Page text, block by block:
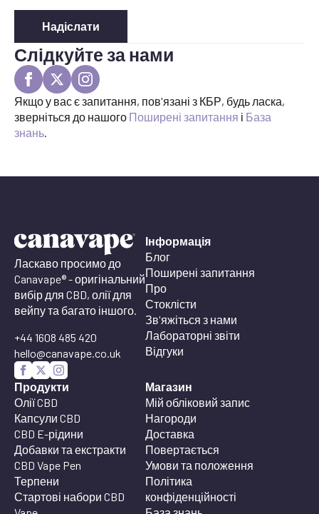
Надіслати
Слідкуйте за нами
Якщо у вас є запитання, пов'язані з КБР, будь ласка,
зверніться до нашого Поширені запитання і База
знань.
Ласкаво просимо до
Canavape® - оригінальний
вибір для CBD, олії для
вейпу та багато іншого.
+44 1608 485 420
hello@canavape.co.uk
Інформація
Блог
Поширені запитання
Про
Стоклісти
Зв'яжіться з нами
Лабораторні звіти
Відгуки
Продукти
Олії CBD
Капсули CBD
CBD E-рідини
Добавки та екстракти
CBD Vape Pen
Терпени
Стартові набори CBD
Магазин
Мій обліковий запис
Нагороди
Доставка
Повертається
Умови та положення
Політика
конфіденційності